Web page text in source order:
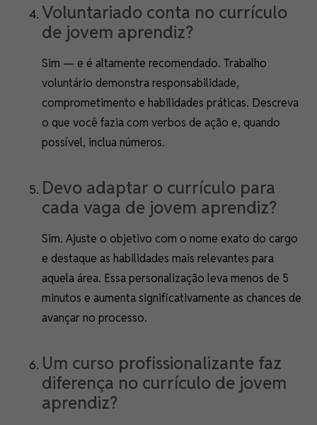
Voluntariado conta no currículo
de jovem aprendiz?
Sim — e é altamente recomendado. Trabalho
voluntário demonstra responsabilidade,
comprometimento e habilidades práticas. Descreva
o que você fazia com verbos de ação e, quando
possível, inclua números.
Devo adaptar o currículo para
cada vaga de jovem aprendiz?
Sim. Ajuste o objetivo com o nome exato do cargo
e destaque as habilidades mais relevantes para
aquela área. Essa personalização leva menos de 5
minutos e aumenta significativamente as chances de
avançar no processo.
Um curso profissionalizante faz
diferença no currículo de jovem
aprendiz?